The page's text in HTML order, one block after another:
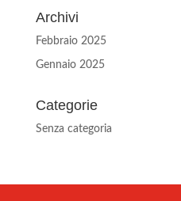
Archivi
Febbraio 2025
Gennaio 2025
Categorie
Senza categoria